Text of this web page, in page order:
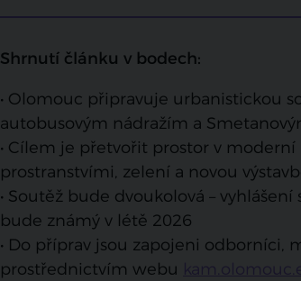
Shrnutí článku v bodech:
• Olomouc připravuje urbanistickou
autobusovým nádražím a
• Cílem je přetvořit prostor v
prostranstvími, zelení a novou
• Soutěž bude dvoukolová –
bude známý v létě 2026
• Do příprav jsou zapojeni odborníci,
prostřednictvím webu